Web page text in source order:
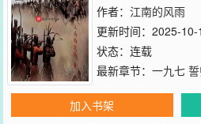
作者： 江南的风雨
更新时间：2025-
状态：连载
最新章节： 一九七 誓
加入书架